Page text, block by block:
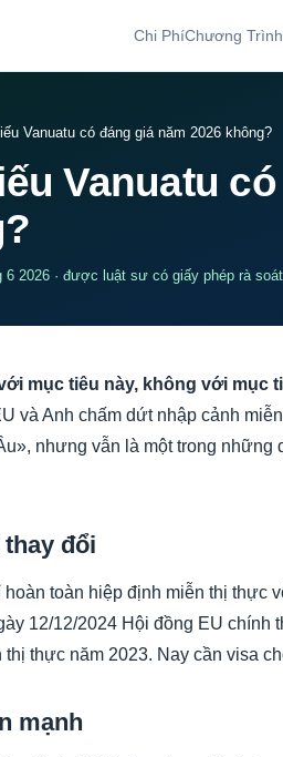
Chi PhíChương Trình
Vanuatu có đáng giá năm 2026 không?
Vanuatu
6 2026 · được luật sư có giấy phép rà soát
mục tiêu này, không với mục
và Anh chấm dứt nhập cảnh
nhưng vẫn là một trong
đổi
hoàn toàn hiệp định miễn thị thực
12/12/2024 Hội đồng EU chính
thực năm 2023. Nay cần visa
mạnh